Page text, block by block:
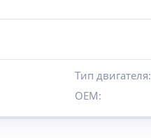
Тип двигателя:
OEM: